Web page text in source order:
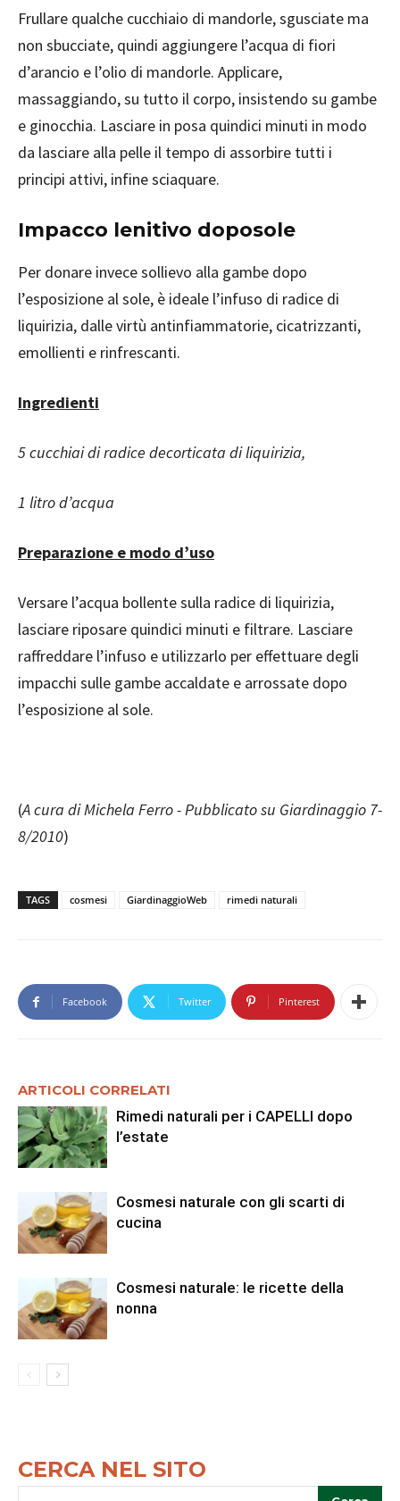
Frullare qualche cucchiaio di mandorle, sgusciate ma
non sbucciate, quindi aggiungere l’acqua di fiori
d’arancio e l’olio di mandorle. Applicare,
massaggiando, su tutto il corpo, insistendo su gambe
e ginocchia. Lasciare in posa quindici minuti in modo
da lasciare alla pelle il tempo di assorbire tutti i
principi attivi, infine sciaquare.
Impacco lenitivo doposole
Per donare invece sollievo alla gambe dopo
l’esposizione al sole, è ideale l’infuso di radice di
liquirizia, dalle virtù antinfiammatorie, cicatrizzanti,
emollienti e rinfrescanti.
Ingredienti
5 cucchiai di radice decorticata di liquirizia,
1 litro d’acqua
Preparazione e modo d’uso
Versare l’acqua bollente sulla radice di liquirizia,
lasciare riposare quindici minuti e filtrare. Lasciare
raffreddare l’infuso e utilizzarlo per effettuare degli
impacchi sulle gambe accaldate e arrossate dopo
l’esposizione al sole.
(A cura di Michela Ferro - Pubblicato su Giardinaggio 7-
8/2010)
TAGS cosmesi GiardinaggioWeb rimedi naturali
Facebook Twitter Pinterest
ARTICOLI CORRELATI
Rimedi naturali per i CAPELLI dopo
l’estate
Cosmesi naturale con gli scarti di
cucina
Cosmesi naturale: le ricette della
nonna
CERCA NEL SITO